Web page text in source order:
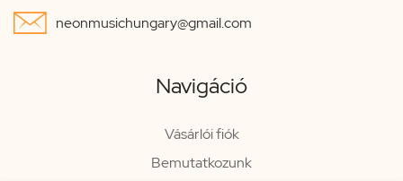
 neonmusichungary@gmail.com
Navigáció
Vásárlói fiók
Bemutatkozunk